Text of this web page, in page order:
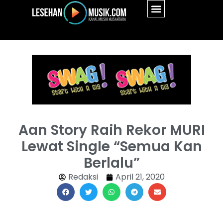
Aan Story Raih Rekor MURI
Lewat Single “Semua Kan
Berlalu”
Redaksi April 21, 2020